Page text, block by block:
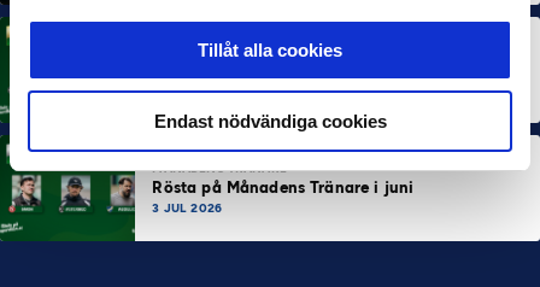
Tillåt alla cookies
Endast nödvändiga cookies
MÅNADENS SPELARE
3 JUL 2026
MÅNADENS TRÄNARE
Rösta på Månadens Tränare i juni
3 JUL 2026